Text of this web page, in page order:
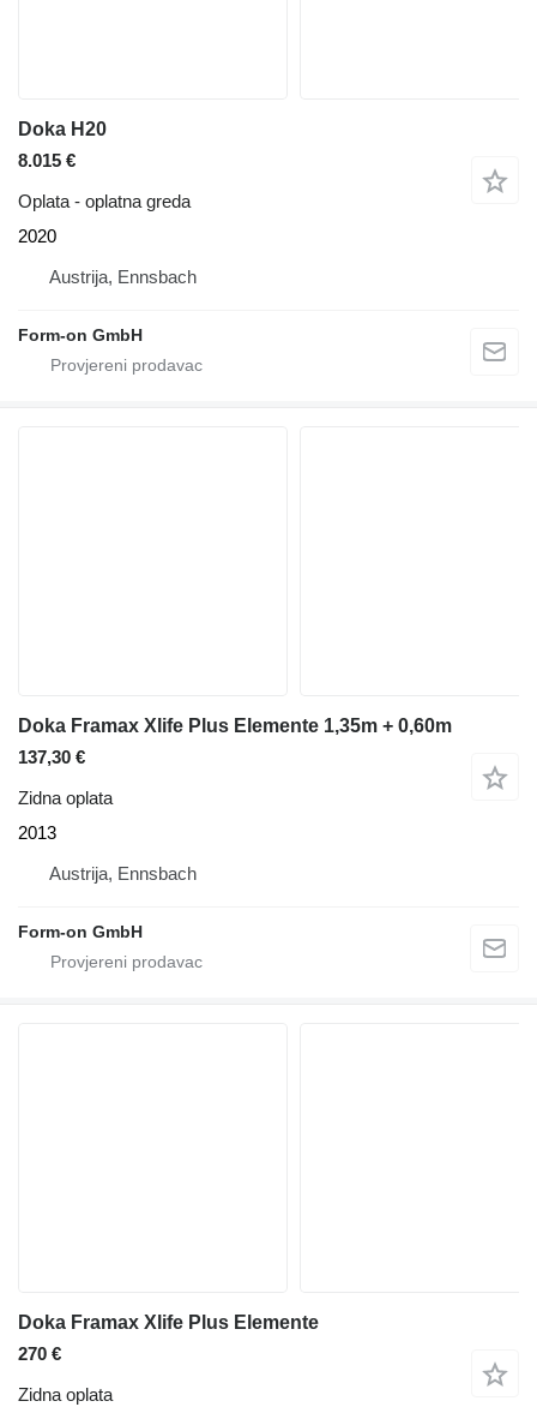
Doka H20
8.015 €
Oplata - oplatna greda
2020
Austrija, Ennsbach
Form-on GmbH
Doka Framax Xlife Plus Elemente 1,35m + 0,60m
137,30 €
Zidna oplata
2013
Austrija, Ennsbach
Form-on GmbH
Doka Framax Xlife Plus Elemente
270 €
Zidna oplata